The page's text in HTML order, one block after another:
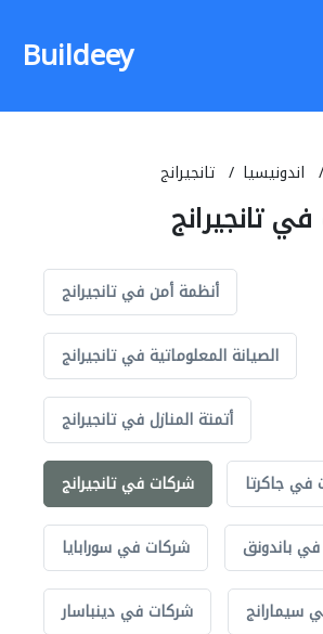
Buildeey
اندونيسيا تانجيرانج
في تانجيرانج
أنظمة أمن في تانجيرانج
الصيانة المعلوماتية في تانجيرانج
أتمتة المنازل في تانجيرانج
شركات في تانجيرانج في جاكرتا
شركات في سورابايا باندونق
شركات في دينباسار سيمارانج